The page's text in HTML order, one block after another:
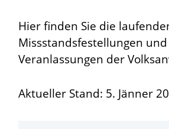
Hier finden Sie die
Missstandsfestellungen und
Veranlassungen der
Aktueller Stand: 5. Jänner